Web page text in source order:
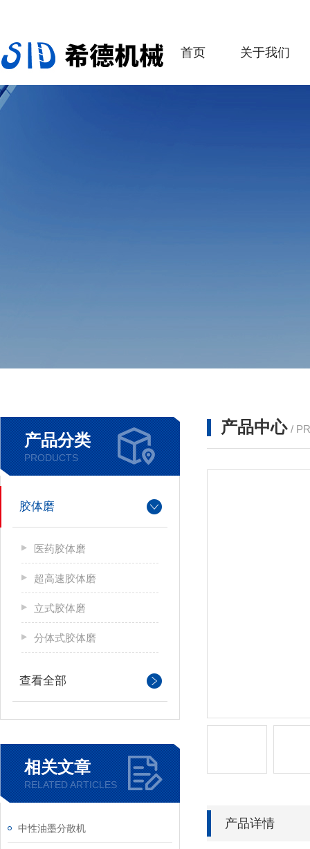
首页 关于我们
产品分类
PRODUCTS
胶体磨
医药胶体磨
超高速胶体磨
立式胶体磨
分体式胶体磨
查看全部
相关文章
RELATED ARTICLES
中性油墨分散机
产品中心 /
产品详情